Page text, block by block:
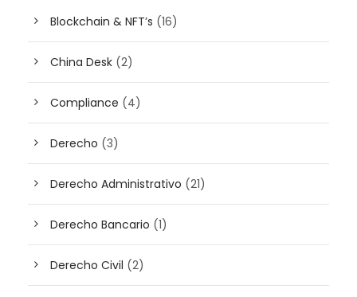
Blockchain & NFT’s (16)
China Desk (2)
Compliance (4)
Derecho (3)
Derecho Administrativo (21)
Derecho Bancario (1)
Derecho Civil (2)